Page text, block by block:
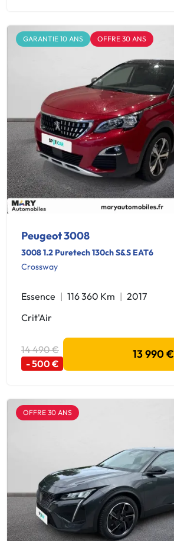
GARANTIE 10 ANS OFFRE 30 ANS
Peugeot 3008
3008 1.2 Puretech 130ch S&S EAT6
Crossway
Essence 116 360 Km
2017
Crit'Air
14 490 €
- 500 €
13 990 €
OFFRE 30 ANS